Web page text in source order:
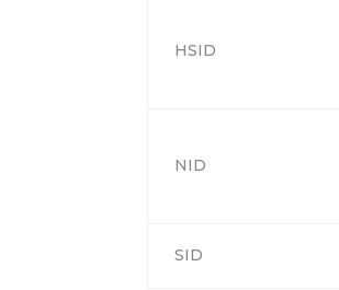
HSID
NID
SID